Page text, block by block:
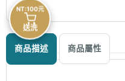
商品描述 商品屬性
NT:100元
送洗